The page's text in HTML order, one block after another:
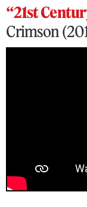
“21st
Crimson